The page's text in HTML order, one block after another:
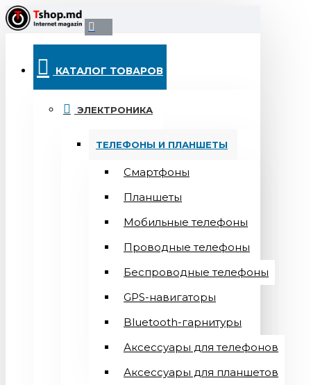
КАТАЛОГ ТОВАРОВ
ЭЛЕКТРОНИКА
ТЕЛЕФОНЫ И ПЛАНШЕТЫ
Смартфоны
Планшеты
Мобильные телефоны
Проводные телефоны
Беспроводные телефоны
GPS-навигаторы
Bluetooth-гарнитуры
Аксессуары для телефонов
Аксессуары для планшетов